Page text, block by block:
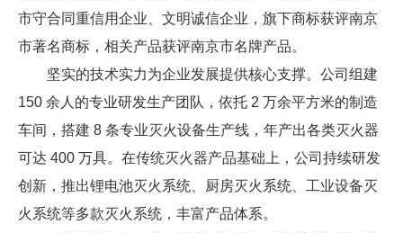
市守合同重信用企业、文明诚信企业，旗下商标获评南京
市著名商标，相关产品获评南京市名牌产品。
坚实的技术实力为企业发展提供核心支撑。公司组建
150 余人的专业研发生产团队，依托 2 万余平方米的制造
车间，搭建 8 条专业灭火设备生产线，年产出各类灭火器
可达 400 万具。在传统灭火器产品基础上，公司持续研发
创新，推出锂电池灭火系统、厨房灭火系统、工业设备灭
火系统等多款灭火系统，丰富产品体系。